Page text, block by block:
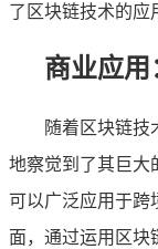
了区块链技术的应
商业应
随着区块链技
地察觉到了其巨大
可以广泛应用于跨
面，通过运用区块